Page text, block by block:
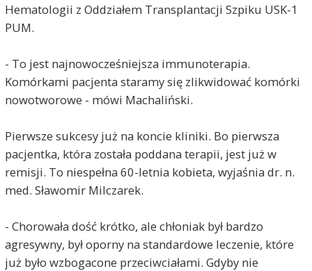
Hematologii z Oddziałem Transplantacji Szpiku USK-1
PUM.
- To jest najnowocześniejsza immunoterapia.
Komórkami pacjenta staramy się zlikwidować komórki
nowotworowe - mówi Machaliński.
Pierwsze sukcesy już na koncie kliniki. Bo pierwsza
pacjentka, która została poddana terapii, jest już w
remisji. To niespełna 60-letnia kobieta, wyjaśnia dr. n.
med. Sławomir Milczarek.
- Chorowała dość krótko, ale chłoniak był bardzo
agresywny, był oporny na standardowe leczenie, które
już było wzbogacone przeciwciałami. Gdyby nie